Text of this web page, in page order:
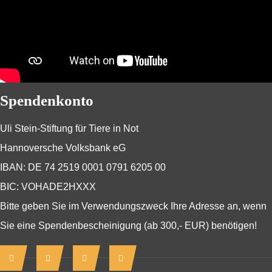
Spendenkonto
Uli Stein-Stiftung für Tiere in Not
Hannoversche Volksbank eG
IBAN: DE 74 2519 0001 0791 6205 00
BIC: VOHADE2HXXX
Bitte geben Sie im Verwendungszweck Ihre Adresse an, wenn
Sie eine Spendenbescheinigung (ab 300,- EUR) benötigen!